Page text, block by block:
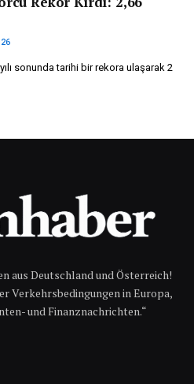
sonunda tarihi bir rekora ulaşarak 2
aus Deutschland und Österreich!
Verkehrsbedingungen in Europa,
und Finanznachrichten.“